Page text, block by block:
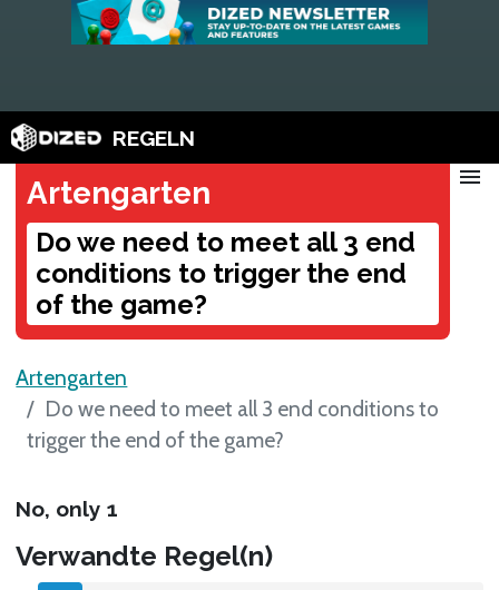
REGELN
Artengarten
Do we need to meet all 3 end
conditions to trigger the end
of the game?
menu
Artengarten
Do we need to meet all 3 end conditions to
trigger the end of the game?
No, only 1
Verwandte Regel(n)